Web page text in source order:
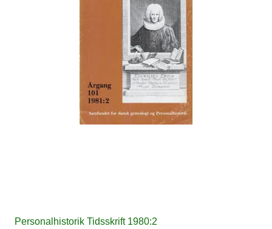
Personalhistorik Tidsskrift 1980:2